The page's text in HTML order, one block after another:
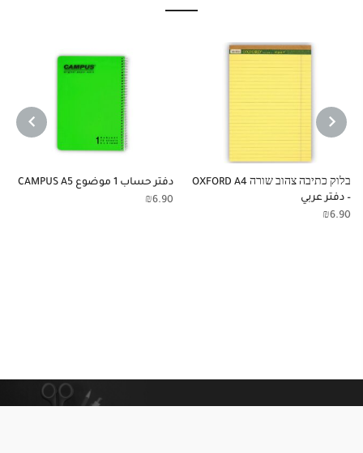
בלוק כתיבה צהוב שורה OXFORD A4
– دفتر عربي
₪6.90
دفتر حساب 1 موضوع CAMPUS A5
₪6.90